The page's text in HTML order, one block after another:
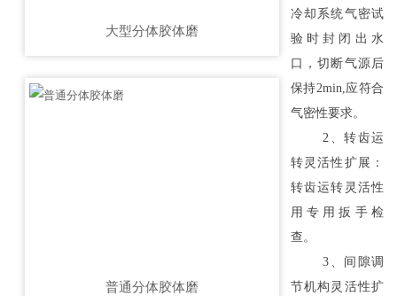
大型分体胶体磨
普通分体胶体磨
冷却系统气密试
验时封闭出水
口，切断气源后
保持2min,应符合
气密性要求。
2、转齿运
转灵活性扩展：
转齿运转灵活性
用专用扳手检
查。
3、间隙调
节机构灵活性扩